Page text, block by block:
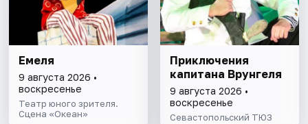
Емеля
9 августа 2026 •
воскресенье
Театр юного зрителя.
Сцена «Океан»
Приключения
капитана Врунгеля
9 августа 2026 •
воскресенье
Севастопольский ТЮЗ